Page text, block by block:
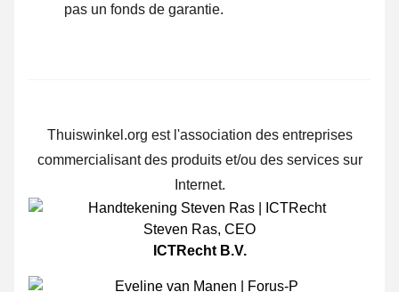
pas un fonds de garantie.
Thuiswinkel.org est l'association des entreprises
commercialisant des produits et/ou des services sur
Internet.
Steven Ras, CEO
ICTRecht B.V.